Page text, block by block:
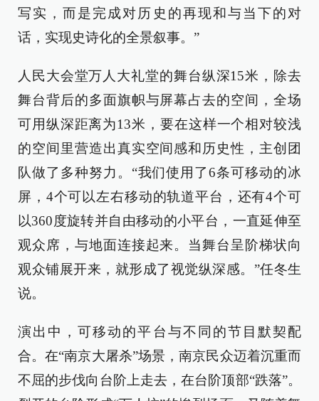
写实，而是完成对历史的再现和与当下的对
话，实现史诗化的全景叙事。”
人民大会堂万人大礼堂的舞台纵深15米，除去
舞台背后的多面旗帜与屏幕占去的空间，全场
可用纵深距离为13米，要在这样一个相对较浅
的空间里营造出真实空间感和历史性，主创团
队做了多种努力。“我们使用了6条可移动的冰
屏，4个可以左右移动的轨道平台，还有4个可
以360度旋转并自由移动的小平台，一直延伸至
观众席，与地面连接起来。当舞台呈阶梯状向
观众铺展开来，就形成了视觉纵深感。”任冬生
说。
演出中，可移动的平台与不同的节目默契配
合。在“南京大屠杀”场景，南京民众迈着沉重而
不屈的步伐向台阶上走去，在台阶顶部“跌落”。